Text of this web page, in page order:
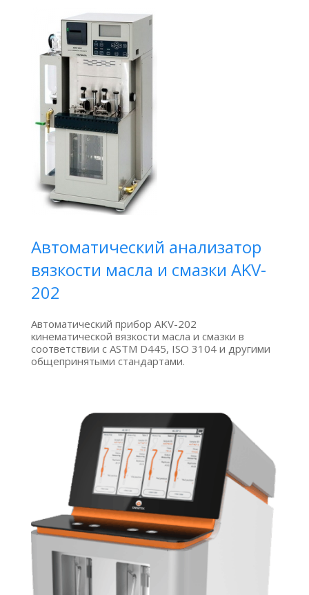
Автоматический анализатор
вязкости масла и смазки AKV-
202
Автоматический прибор AKV-202
кинематической вязкости масла и смазки в
соответствии с ASTM D445, ISO 3104 и другими
общепринятыми стандартами.